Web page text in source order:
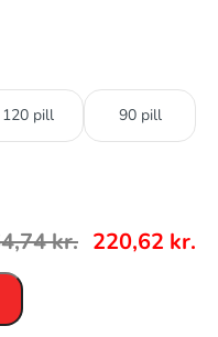
120 pill 90 pill
kr. 220,62 kr.